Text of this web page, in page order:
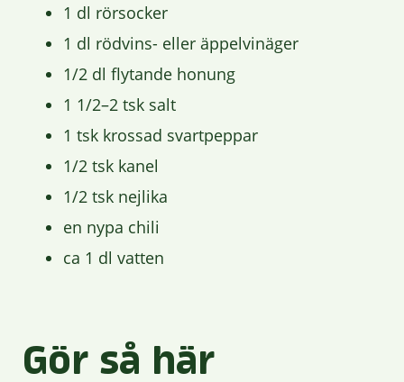
1 dl rörsocker
1 dl rödvins- eller äppelvinäger
1/2 dl flytande honung
1 1/2–2 tsk salt
1 tsk krossad svartpeppar
1/2 tsk kanel
1/2 tsk nejlika
en nypa chili
ca 1 dl vatten
Gör så här